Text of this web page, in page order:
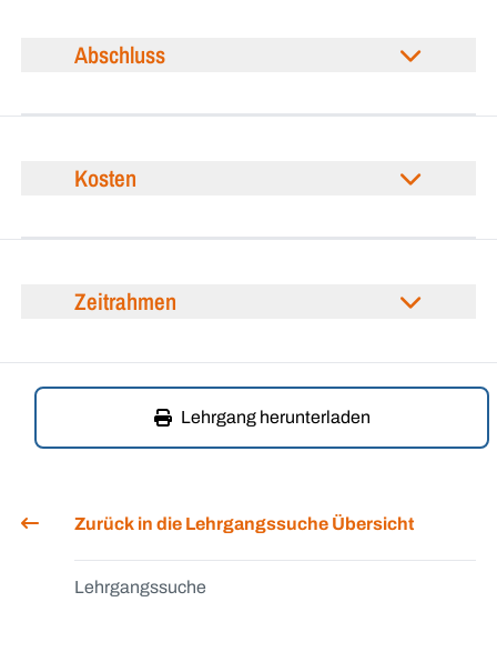
Abschluss
Kosten
Zeitrahmen
Lehrgang herunterladen
Zurück in die Lehrgangssuche Übersicht
Lehrgangssuche